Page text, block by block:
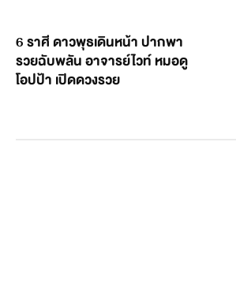
6 ราศี ดาวพุธเดินหน้า ปากพา
รวยฉับพลัน อาจารย์ไวท์ หมอดู
โอปป้า เปิดดวงรวย